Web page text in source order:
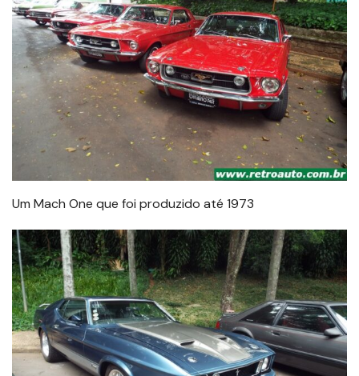
Um Mach One que foi produzido até 1973